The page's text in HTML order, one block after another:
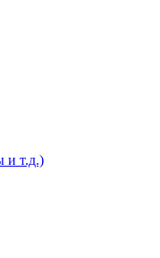
и т.д.)